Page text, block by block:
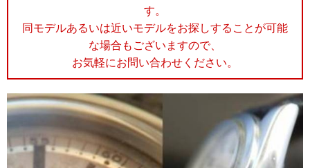
す。
同モデルあるいは近いモデルをお探しすることが可能
な場合もございますので、
お気軽にお問い合わせください。